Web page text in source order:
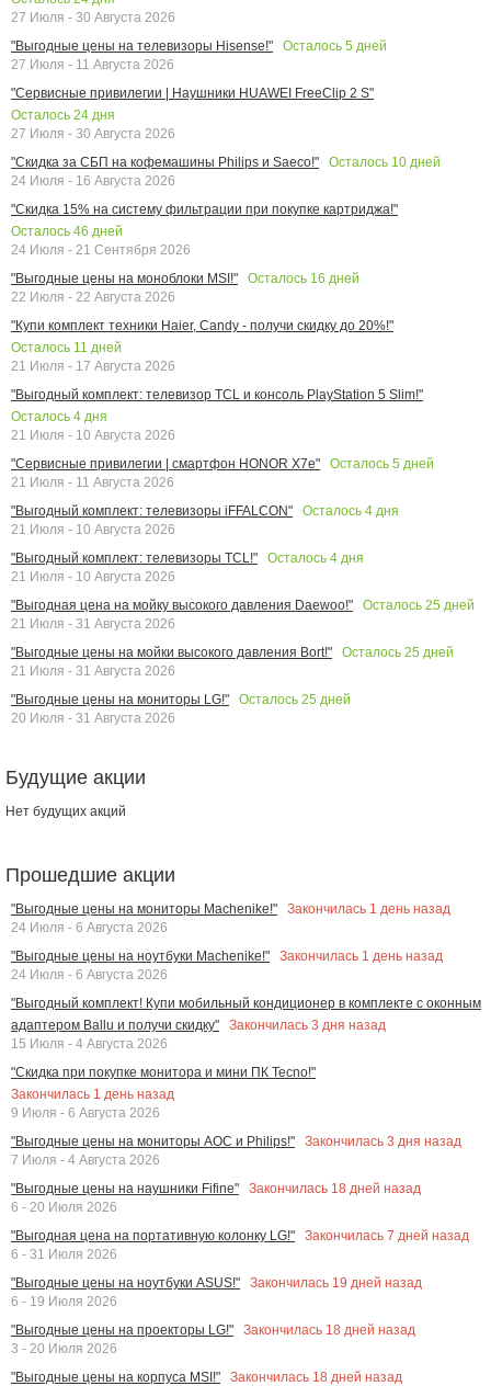
27 Июля - 30 Августа 2026
"Выгодные цены на телевизоры Hisense!"
Осталось 5 дней
27 Июля - 11 Августа 2026
"Сервисные привилегии | Наушники HUAWEI FreeClip 2 S"
Осталось 24 дня
27 Июля - 30 Августа 2026
"Скидка за СБП на кофемашины Philips и Saeco!"
Осталось 10 дней
24 Июля - 16 Августа 2026
"Скидка 15% на систему фильтрации при покупке картриджа!"
Осталось 46 дней
24 Июля - 21 Сентября 2026
"Выгодные цены на моноблоки MSI!"
Осталось 16 дней
22 Июля - 22 Августа 2026
"Купи комплект техники Haier, Candy - получи скидку до 20%!"
Осталось 11 дней
21 Июля - 17 Августа 2026
"Выгодный комплект: телевизор TCL и консоль PlayStation 5 Slim!"
Осталось 4 дня
21 Июля - 10 Августа 2026
"Сервисные привилегии | смартфон HONOR X7e"
Осталось 5 дней
21 Июля - 11 Августа 2026
"Выгодный комплект: телевизоры iFFALCON"
Осталось 4 дня
21 Июля - 10 Августа 2026
"Выгодный комплект: телевизоры TCL!"
Осталось 4 дня
21 Июля - 10 Августа 2026
"Выгодная цена на мойку высокого давления Daewoo!"
Осталось 25 дней
21 Июля - 31 Августа 2026
"Выгодные цены на мойки высокого давления Bort!"
Осталось 25 дней
21 Июля - 31 Августа 2026
"Выгодные цены на мониторы LG!"
Осталось 25 дней
20 Июля - 31 Августа 2026
Будущие акции
Нет будущих акций
Прошедшие акции
"Выгодные цены на мониторы Machenike!" Закончилась 1 день назад
24 Июля - 6 Августа 2026
"Выгодные цены на ноутбуки Machenike!"
Закончилась 1 день назад
24 Июля - 6 Августа 2026
"Выгодный комплект! Купи мобильный кондиционер в комплекте с оконным
адаптером Ballu и получи скидку"
Закончилась 3 дня назад
15 Июля - 4 Августа 2026
"Скидка при покупке монитора и мини ПК Tecno!"
Закончилась 1 день назад
9 Июля - 6 Августа 2026
"Выгодные цены на мониторы AOC и Philips!"
Закончилась 3 дня назад
7 Июля - 4 Августа 2026
"Выгодные цены на наушники Fifine"
Закончилась 18 дней назад
6 - 20 Июля 2026
"Выгодная цена на портативную колонку LG!"
Закончилась 7 дней назад
6 - 31 Июля 2026
"Выгодные цены на ноутбуки ASUS!"
Закончилась 19 дней назад
6 - 19 Июля 2026
"Выгодные цены на проекторы LG!"
Закончилась 18 дней назад
3 - 20 Июля 2026
"Выгодные цены на корпуса MSI!"
Закончилась 18 дней назад